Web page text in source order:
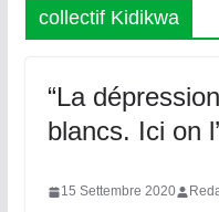
collectif Kidikwa
“La
blancs. Ici on
15 Settembre 2020